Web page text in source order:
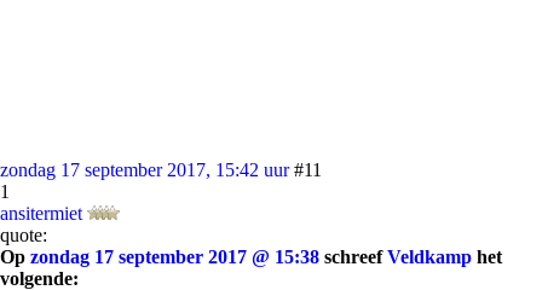
zondag 17 september 2017, 15:42 uur #11
1
ansitermiet
quote:
Op zondag 17 september 2017 @ 15:38 schreefVeldkamp het
volgende: